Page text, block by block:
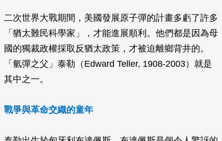
二次世界大戰期間，美國發展原子彈的計畫多虧了許多
「猶太難民科學家」，才能進展順利。他們都是因為母
國的獨裁政權採取反猶太政策，才被迫離鄉背井的。
「氫彈之父」泰勒（Edward Teller, 1908-2003）就是
其中之一。
戰爭與革命交織的童年